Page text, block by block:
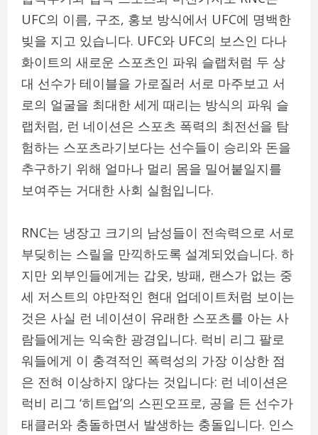
UFC의 이름, 구조, 홍보 방식에서 UFC에 명백한
빚을 지고 있습니다. UFC와 UFC의 보스인 다나
화이트의 새로운 스포츠인 파워 슬랩처럼 두 상
대 선수가 테이블을 가로질러 서로 마주보고 서
로의 얼굴을 최대한 세게 때리는 방식의 파워 슬
랩처럼, 런 네이션은 스포츠 폭력의 최전선을 탐
험하는 스포츠라기보다는 선수들이 승리와 돈을
추구하기 위해 얼마나 멀리 몸을 밀어붙일지를
보여주는 거대한 사회 실험입니다.
RNC는 냉장고 크기의 남성들이 전속력으로 서로
부딪히는 스릴을 만끽하도록 설계되었습니다. 하
지만 외부인들에게는 갑옷, 방패, 랜스가 없는 중
세 저스트의 야만적인 현대 업데이트처럼 보이는
것은 사실 런 네이션이 유래한 스포츠를 아는 사
람들에게는 익숙한 광경입니다. 럭비 리그 팔로
워들에게 이 충격적인 폭력성의 가장 이상한 점
은 전혀 이상하지 않다는 것입니다: 런 네이션은
럭비 리그 ‘히트업’의 스핀오프로, 공을 든 선수가
태클러와 충돌하면서 발생하는 충돌입니다. 인스